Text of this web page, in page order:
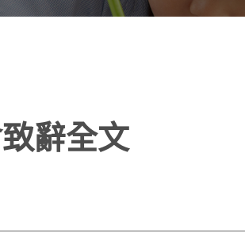
辭全文